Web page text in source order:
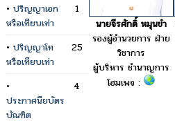
• ปริญญาเอก
หรือเทียบเท่า
1
• ปริญญาโท
หรือเทียบเท่า
25
•
ประกาศนียบัตร
บัณฑิต
4
นายจีรศักดิ์ หมุนขำ
รองผู้อำนวยการ ฝ่าย
วิชาการ
ผู้บริหาร ชำนาญการ
โฮมเพจ :